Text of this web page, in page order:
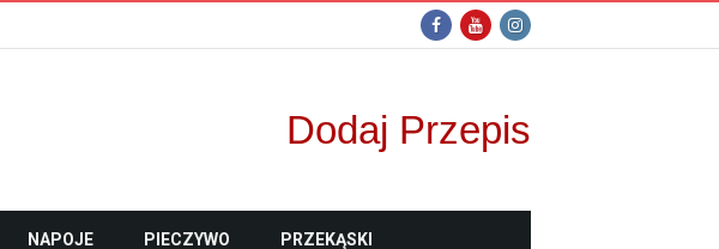
Dodaj Przepis
NAPOJE PIECZYWO PRZEKĄSKI